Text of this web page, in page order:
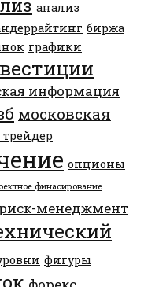
анализ
биржа
графики
информация
московская
опционы
финасирование
риск-менеджмент
фигуры